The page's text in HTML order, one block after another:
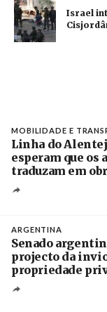
Israel
MOBILIDADE E
Linha do
esperam que os
traduzam em
ARGENTINA
Senado
projecto da
propriedade